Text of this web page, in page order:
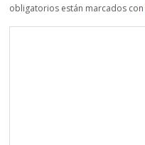
obligatorios están marcados